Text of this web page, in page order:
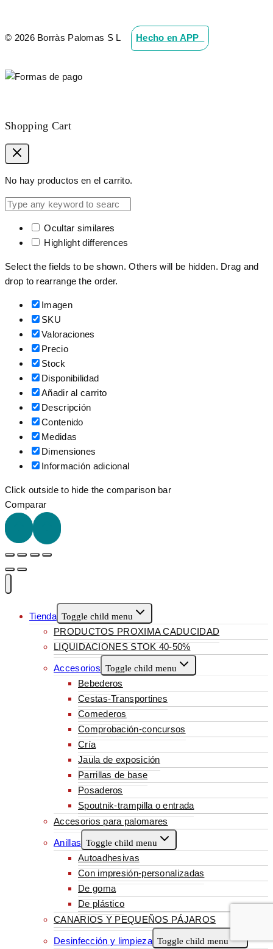
© 2026 Borràs Palomas S L Hecho en APP_
Shopping Cart
No hay productos en el carrito.
Ocultar similares
Highlight differences
Select the fields to be shown. Others will be hidden. Drag and
drop to rearrange the order.
Imagen
SKU
Valoraciones
Precio
Stock
Disponibilidad
Añadir al carrito
Descripción
Contenido
Medidas
Dimensiones
Información adicional
Click outside to hide the comparison bar
Comparar
Tienda Toggle child menu
PRODUCTOS PROXIMA CADUCIDAD
LIQUIDACIONES STOK 40-50%
Accesorios Toggle child menu
Bebederos
Cestas-Transportines
Comederos
Comprobación-concursos
Cría
Jaula de exposición
Parrillas de base
Posaderos
Spoutnik-trampilla o entrada
Accesorios para palomares
Anillas Toggle child menu
Autoadhesivas
Con impresión-personalizadas
De goma
De plástico
CANARIOS Y PEQUEÑOS PÁJAROS
Desinfección y limpieza Toggle child menu